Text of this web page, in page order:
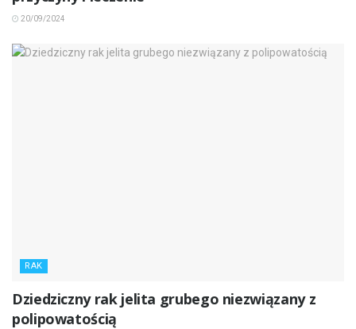
20/09/2024
RAK
Dziedziczny rak jelita grubego niezwiązany z
polipowatością